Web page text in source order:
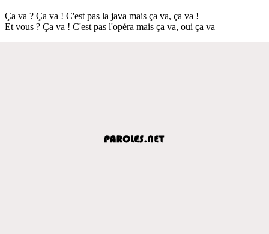
Ça va ? Ça va ! C'est pas la java mais ça va, ça va !
Et vous ? Ça va ! C'est pas l'opéra mais ça va, oui ça va